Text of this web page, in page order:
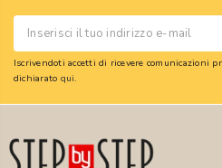
Iscrivendoti accetti di ricevere comunicazioni
dichiarato qui.